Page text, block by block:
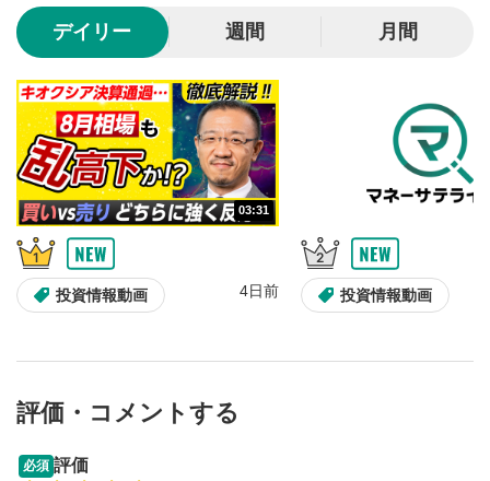
10秒、動画を巻き戻し/早送りします。
シークバー
再生位置を示しています。再生したい位置をクリック
するとその位置から動画が再生されます。
6
画質/再生速度の設定
画質の選択/再生速度の変更ができます。
7
音量調整
スライダーを上下すると音量が調整できます。
8
全画面表示
デイリー 週間 月間
03:31
投資情報動画 4日前 投資情報動画
評価・コメントする
必須 評価